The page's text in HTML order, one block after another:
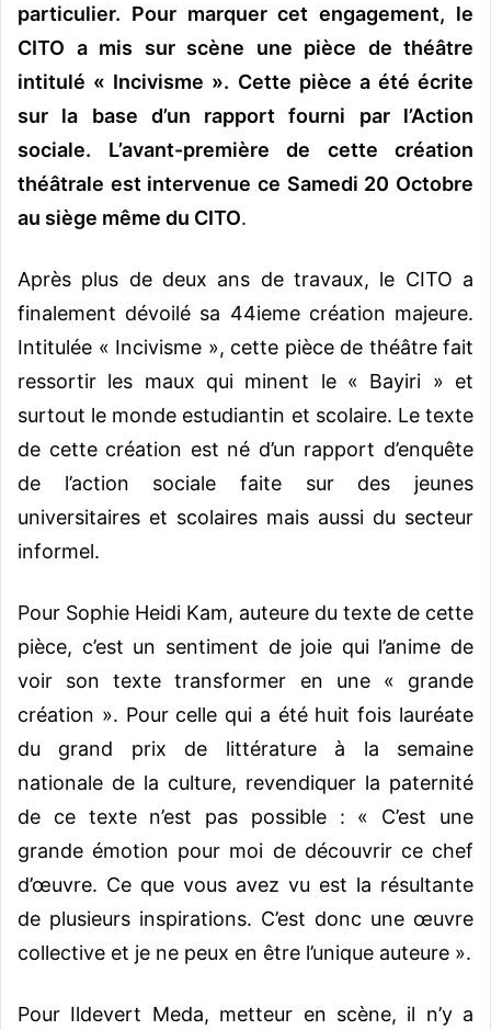
particulier. Pour marquer cet engagement, le
CITO a mis sur scène une pièce de théâtre
intitulé « Incivisme ». Cette pièce a été écrite
sur la base d’un rapport fourni par l’Action
sociale. L’avant-première de cette création
théâtrale est intervenue ce Samedi 20 Octobre
au siège même du CITO.
Après plus de deux ans de travaux, le CITO a
finalement dévoilé sa 44ieme création majeure.
Intitulée « Incivisme », cette pièce de théâtre fait
ressortir les maux qui minent le « Bayiri » et
surtout le monde estudiantin et scolaire. Le texte
de cette création est né d’un rapport d’enquête
de l’action sociale faite sur des jeunes
universitaires et scolaires mais aussi du secteur
informel.
Pour Sophie Heidi Kam, auteure du texte de cette
pièce, c’est un sentiment de joie qui l’anime de
voir son texte transformer en une « grande
création ». Pour celle qui a été huit fois lauréate
du grand prix de littérature à la semaine
nationale de la culture, revendiquer la paternité
de ce texte n’est pas possible : « C’est une
grande émotion pour moi de découvrir ce chef
d’œuvre. Ce que vous avez vu est la résultante
de plusieurs inspirations. C’est donc une œuvre
collective et je ne peux en être l’unique auteure ».
Pour Ildevert Meda, metteur en scène, il n’y a